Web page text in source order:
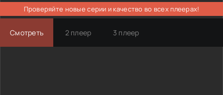
Проверяйте новые серии и качество во всех плеерах!
Смотреть 2 плеер 3 плеер